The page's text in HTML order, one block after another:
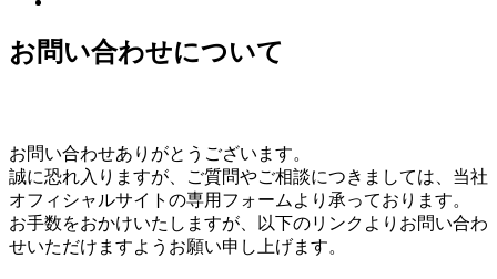
お問い合わせについて
お問い合わせありがとうございます。
誠に恐れ入りますが、ご質問やご相談につきましては、当社
オフィシャルサイトの専用フォームより承っております。
お手数をおかけいたしますが、以下のリンクよりお問い合わ
せいただけますようお願い申し上げます。